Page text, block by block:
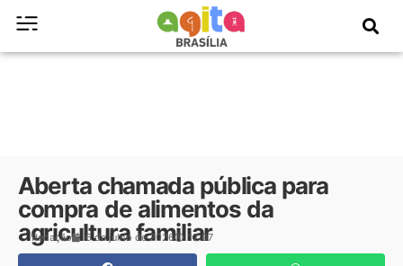
Aberta chamada pública para
compra de alimentos da
agricultura familiar
Redação 6 de julho de 2026 12:07